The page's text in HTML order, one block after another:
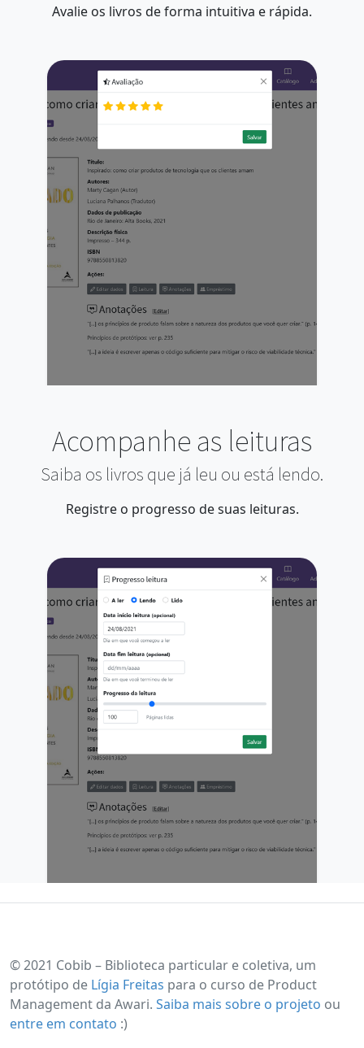
Avalie os livros de forma intuitiva e rápida.
Acompanhe as leituras
Saiba os livros que já leu ou está lendo.
Registre o progresso de suas leituras.
© 2021 Cobib – Biblioteca particular e coletiva, um
protótipo de Lígia Freitas para o curso de Product
Management da Awari. Saiba mais sobre o projeto ou
entre em contato :)